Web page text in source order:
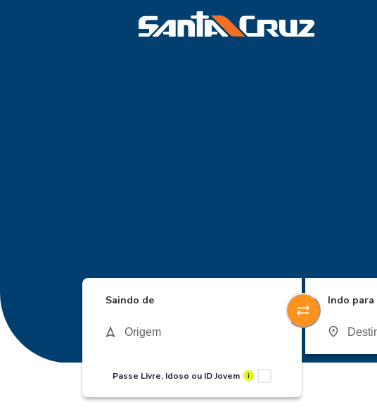
Saindo de
Passe Livre, Idoso ou ID Jovem i
Indo para